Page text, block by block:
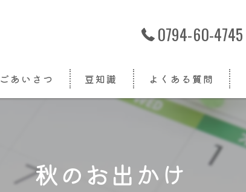
0794-60-4745
ごあいさつ 豆知識 よくある質問
秋のお出かけ